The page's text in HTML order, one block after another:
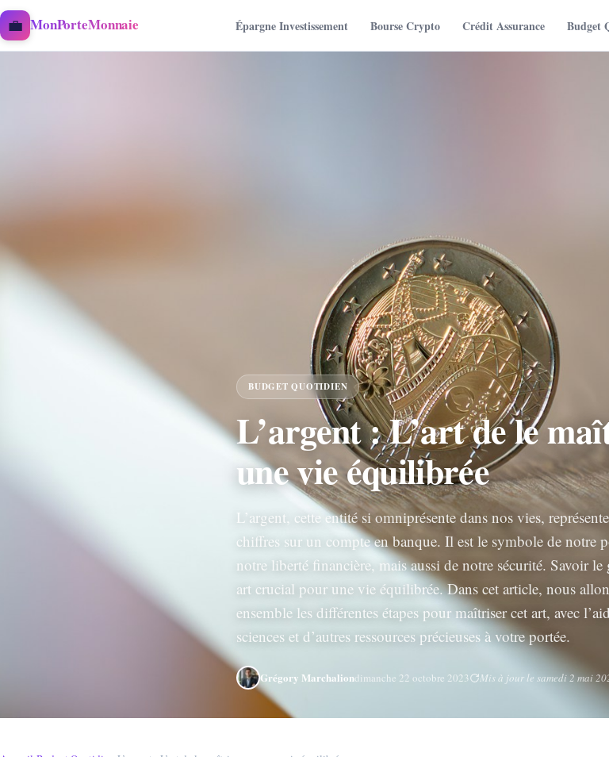
Aller au contenu
💼 MonPorteMonnaie Épargne Investissement Bourse Crypto Crédit Assurance Budget
BUDGET QUOTIDIEN
L’argent : L’art de le
une vie équilibrée
L’argent, cette entité si omniprésente dans nos vies,
chiffres sur un compte en banque. Il est le symbole de notre
notre liberté financière, mais aussi de notre sécurité. Savoir le
art crucial pour une vie équilibrée. Dans cet article, nous
ensemble les différentes étapes pour maîtriser cet art, avec
sciences et d’autres ressources précieuses à votre portée.
Grégory Marchaliondimanche 22 octobre 2023 Mis à jour le samedi 2 mai